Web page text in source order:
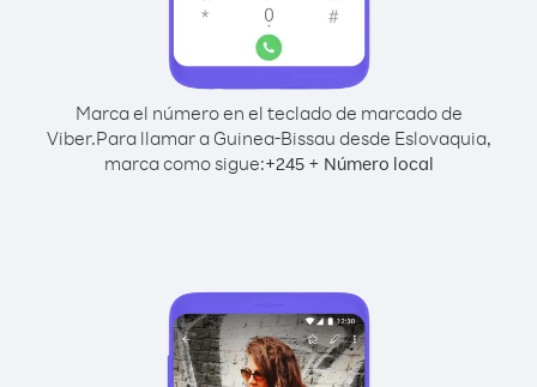
Marca el número en el teclado de marcado de
Viber.Para llamar a Guinea-Bissau desde Eslovaquia,
marca como sigue:+245+ Número local